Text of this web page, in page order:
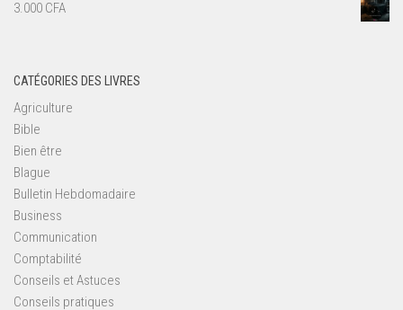
3.000 CFA
CATÉGORIES DES LIVRES
Agriculture
Bible
Bien être
Blague
Bulletin Hebdomadaire
Business
Communication
Comptabilité
Conseils et Astuces
Conseils pratiques